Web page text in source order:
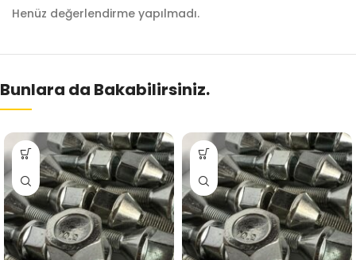
Henüz değerlendirme yapılmadı.
Bunlara da Bakabilirsiniz.